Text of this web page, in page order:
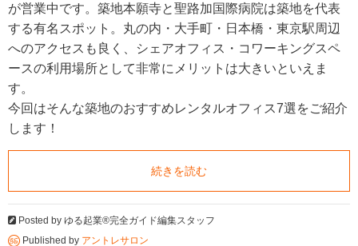
が営業中です。築地本願寺と聖路加国際病院は築地を代表
する有名スポット。丸の内・大手町・日本橋・東京駅周辺
へのアクセスも良く、シェアオフィス・コワーキングスペ
ースの利用場所として非常にメリットは大きいといえま
す。
今回はそんな築地のおすすめレンタルオフィス7選をご紹介
します！
続きを読む
Posted by ゆる起業®完全ガイド編集スタッフ
Published by アントレサロン